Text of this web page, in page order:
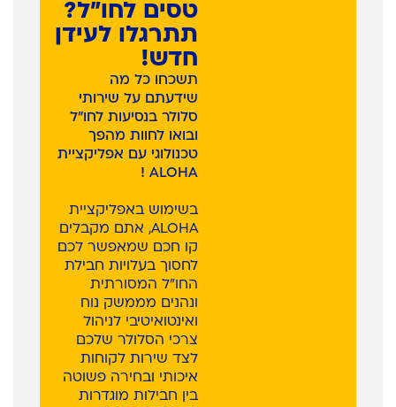
טסים לחו”ל?
תתרגלו לעידן
חדש!
תשכחו כל מה
שידעתם על שירותי
סלולר בנסיעות לחו”ל
ובואו לחוות מהפך
טכנולוגי עם אפליקציית
ALOHA !
בשימוש באפליקציית
ALOHA, אתם מקבלים
קו חכם שמאפשר לכם
לחסוך בעלויות חבילת
החו"ל המסורתית
ונהנים מממשק נוח
ואינטואיטיבי לניהול
צרכי הסלולר שלכם
לצד שירות לקוחות
איכותי ובחירה פשוטה
בין חבילות מוגדרות